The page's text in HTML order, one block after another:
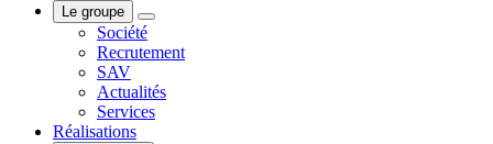
Le groupe
Société
Recrutement
SAV
Actualités
Services
Réalisations